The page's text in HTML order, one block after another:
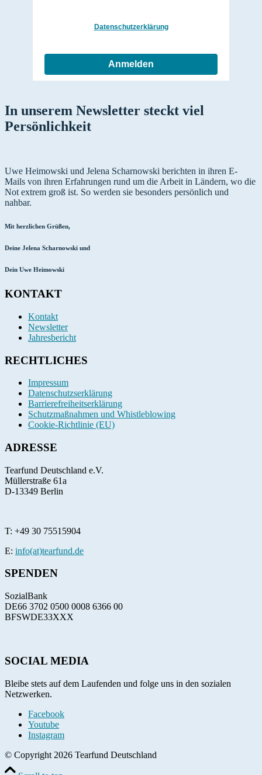
Datenschutzerklärung
Anmelden
In unserem Newsletter steckt viel
Persönlichkeit
Uwe Heimowski und Jelena Scharnowski berichten in ihren E-
Mails von ihren Erfahrungen rund um die Arbeit in Ländern, wo die
Not extrem groß ist. So werden sie besonders persönlich und
nahbar.
Mit herzlichen Grüßen,
Deine Jelena Scharnowski und
Dein Uwe Heimowski
KONTAKT
Kontakt
Newsletter
Jahresbericht
RECHTLICHES
Impressum
Datenschutzserklärung
Barrierefreiheitserklärung
Schutzmaßnahmen und Whistleblowing
Cookie-Richtlinie (EU)
ADRESSE
Tearfund Deutschland e.V.
Müllerstraße 61a
D-13349 Berlin
T: +49 30 75515904
E: info(at)tearfund.de
SPENDEN
SozialBank
DE66 3702 0500 0008 6366 00
BFSWDE33XXX
SOCIAL MEDIA
Bleibe stets auf dem Laufenden und folge uns in den sozialen
Netzwerken.
Facebook
Youtube
Instagram
© Copyright 2026 Tearfund Deutschland